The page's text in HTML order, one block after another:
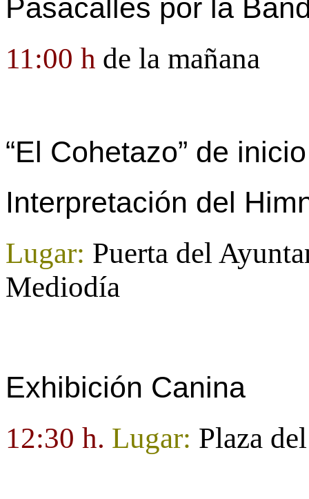
Pasacalles por la
11:00 h de la mañana
“El Cohetazo” de
Interpretación del
Lugar: Puerta del
Mediodía
Exhibición Canina
12:30 h. Lugar: Plaza